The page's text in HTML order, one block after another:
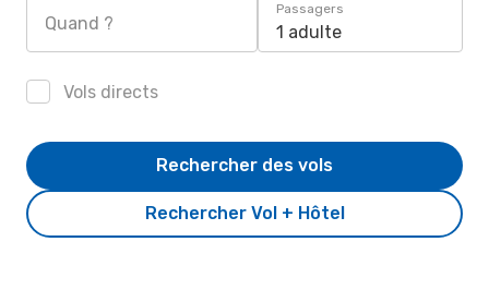
Quand ?
Passagers
1 adulte
Vols directs
Rechercher Vol + Hôtel
Rechercher des vols